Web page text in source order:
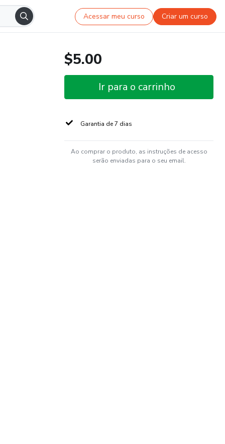
Acessar meu curso Criar um curso
$5.00
Ir para o carrinho
Garantia de 7 dias
Ao comprar o produto, as instruções de acesso
serão enviadas para o seu email.